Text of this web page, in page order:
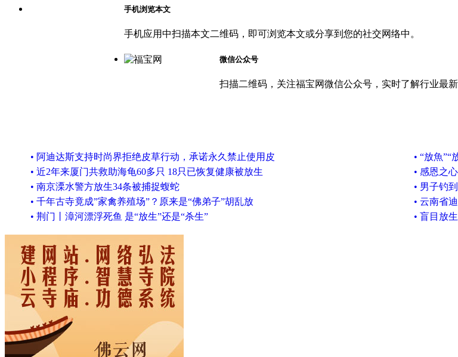
手机浏览本文
手机应用中扫描本文二维码，即可浏览本文或分享到您的社交网络中。
微信公众号
扫描二维码，关注福宝网微信公众号，实时了解行业最新
• 阿迪达斯支持时尚界拒绝皮草行动，承诺永久禁止使用皮
• “放魚
• 近2年来厦门共救助海龟60多只 18只已恢复健康被放生
• 感恩之
• 南京溧水警方放生34条被捕捉蝮蛇
• 男子钓
• 千年古寺竟成”家禽养殖场”？原来是“佛弟子”胡乱放
• 云南省
• 荆门丨漳河漂浮死鱼 是“放生”还是“杀生”
• 盲目放